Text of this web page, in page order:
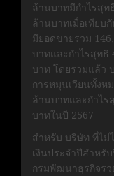
ล้านบาทมีกำไรสุท
ล้านบาทเมื่อเทียบ
มียอดขายรวม
บาทและกำไรสุทธิ
บาท โดยรวมแล้ว
การหมุนเวียนทั้งห
ล้านบาทและกำไร
บาทในปี 2567
สำหรับ บริษัท ที่ไม่
เงินประจำปีสำหรั
กรมพัฒนาธุรกิจรว